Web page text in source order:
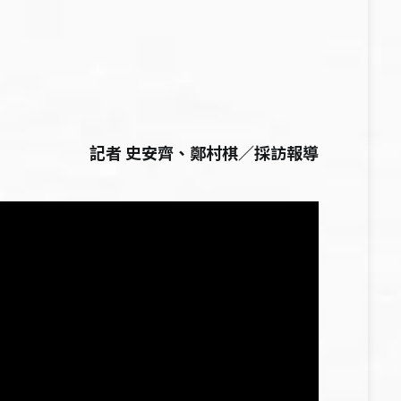
記者 史安齊、鄭村棋／採訪報導